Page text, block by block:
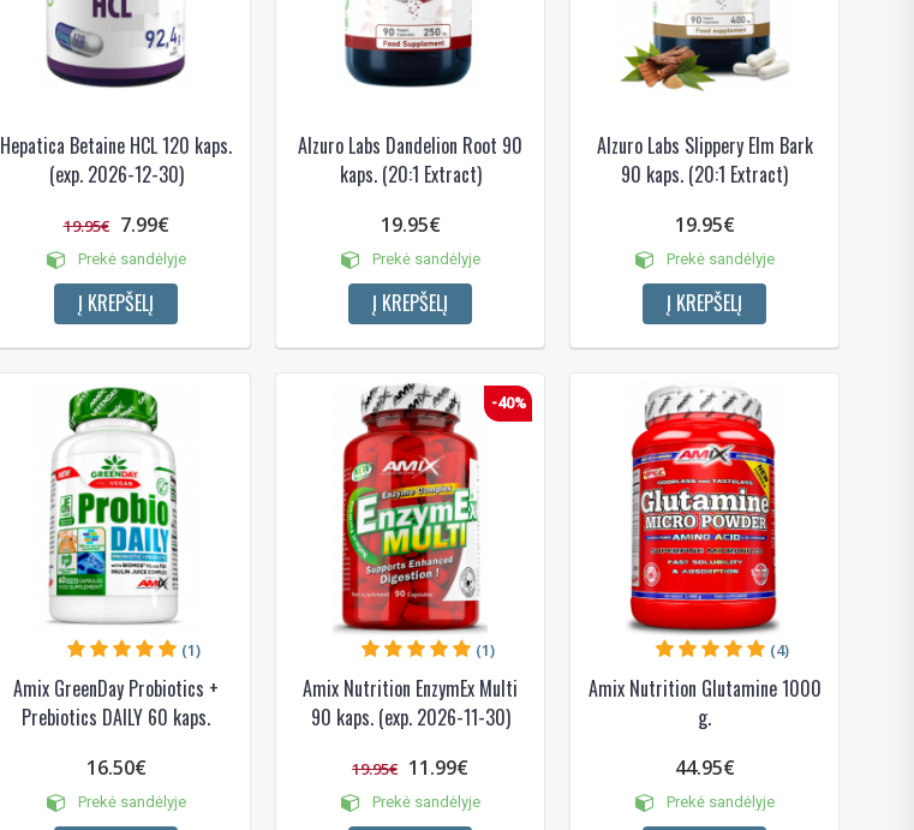
Hepatica Betaine HCL 120 kaps.
(exp. 2026-12-30)
19.95€ 7.99€
Prekė sandėlyje
Į KREPŠELĮ
Alzuro Labs Dandelion Root 90
kaps. (20:1 Extract)
19.95€
Prekė sandėlyje
Į KREPŠELĮ
Alzuro Labs Slippery Elm Bark
90 kaps. (20:1 Extract)
19.95€
Prekė sandėlyje
Į KREPŠELĮ
Amix GreenDay Probiotics +
Prebiotics DAILY 60 kaps.
(1)
16.50€
Prekė sandėlyje
-40%
Amix Nutrition EnzymEx Multi
90 kaps. (exp. 2026-11-30)
(1)
19.95€ 11.99€
Prekė sandėlyje
Amix Nutrition Glutamine 1000
g.
(4)
44.95€
Prekė sandėlyje
NUOLAIDA TAU!
nuolaidos kodą
apsipirkimui (daugeliui prekių) bei
nepraleisk kitų geriausių pasiūlymų!